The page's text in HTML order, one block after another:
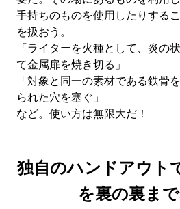
手持ちのものを使用したりする
を扱おう。
「ライターを火種として、炎の
て金属扉を焼き切る」
「対象と同一の素材である鉄骨
られた穴を塞ぐ」
など。使い方は無限大だ！
独自のハンドアウト
を裏の裏まで